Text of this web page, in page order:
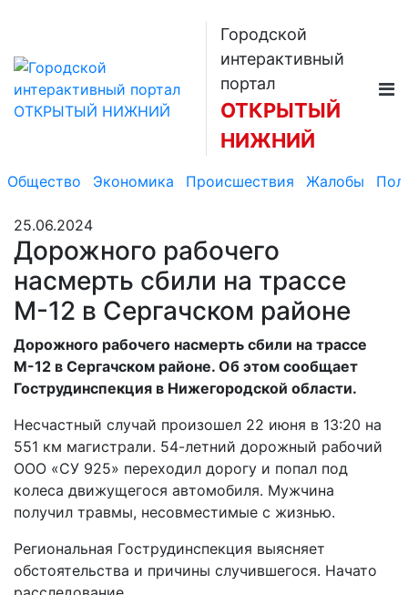
Городской
интерактивный
портал
ОТКРЫТЫЙ
НИЖНИЙ
Общество Экономика Происшествия Жалобы
25.06.2024
Дорожного рабочего
насмерть сбили на трассе
М-12 в Сергачском районе
Дорожного рабочего насмерть сбили на трассе
М-12 в Сергачском районе. Об этом сообщает
Гострудинспекция в Нижегородской области.
Несчастный случай произошел 22 июня в 13:20 на
551 км магистрали. 54-летний дорожный рабочий
ООО «СУ 925» переходил дорогу и попал под
колеса движущегося автомобиля. Мужчина
получил травмы, несовместимые с жизнью.
Региональная Гострудинспекция выясняет
обстоятельства и причины случившегося. Начато